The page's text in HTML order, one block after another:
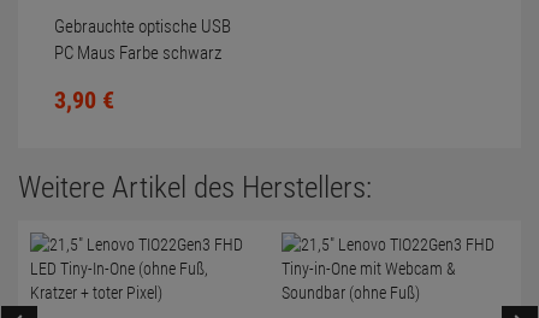
Gebrauchte optische USB
PC Maus Farbe schwarz
3,90 €
Weitere Artikel des Herstellers: